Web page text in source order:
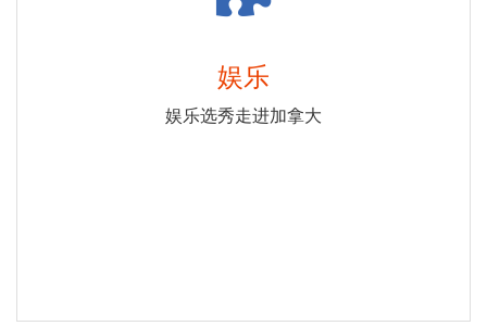
娱乐
娱乐选秀走进加拿大